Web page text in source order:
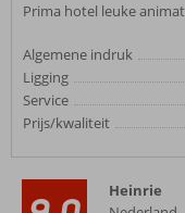
Prima hotel leuke
Algemene indruk
Ligging
Service
Prijs/kwaliteit
Heinrie